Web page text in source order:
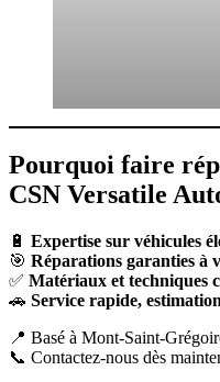
Pourquoi faire
CSN Versatile
🔋 Expertise sur véhicules
🎯 Réparations garanties à
✅ Matériaux et techniques
🚗 Service rapide,
📍 Basé à Mont-Saint-
📞 Contactez-nous dès